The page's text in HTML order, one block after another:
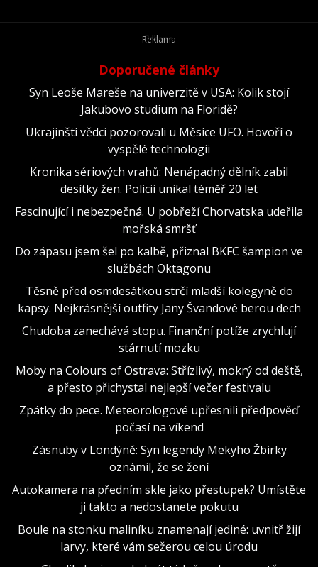
Doporučené články
Syn Leoše Mareše na univerzitě v USA: Kolik stojí
Jakubovo studium na Floridě?
Ukrajinští vědci pozorovali u Měsíce UFO. Hovoří o
vyspělé technologii
Kronika sériových vrahů: Nenápadný dělník zabil
desítky žen. Policii unikal téměř 20 let
Fascinující i nebezpečná. U pobřeží Chorvatska udeřila
mořská smršť
Do zápasu jsem šel po kalbě, přiznal BKFC šampion ve
službách Oktagonu
Těsně před osmdesátkou strčí mladší kolegyně do
kapsy. Nejkrásnější outfity Jany Švandové berou dech
Chudoba zanechává stopu. Finanční potíže zrychlují
stárnutí mozku
Moby na Colours of Ostrava: Střízlivý, mokrý od deště,
a přesto přichystal nejlepší večer festivalu
Zpátky do pece. Meteorologové upřesnili předpověď
počasí na víkend
Zásnuby v Londýně: Syn legendy Mekyho Žbirky
oznámil, že se žení
Autokamera na předním skle jako přestupek? Umístěte
ji takto a nedostanete pokutu
Boule na stonku maliníku znamenají jediné: uvnitř žijí
larvy, které vám sežerou celou úrodu